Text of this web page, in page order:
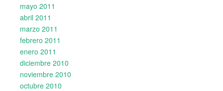
mayo 2011
abril 2011
marzo 2011
febrero 2011
enero 2011
diciembre 2010
noviembre 2010
octubre 2010